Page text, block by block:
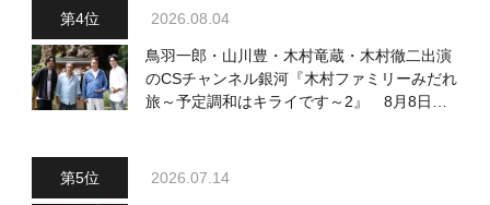
2026.08.04
鳥羽一郎・山川豊・木村竜蔵・木村徹二出演
のCSチャンネル銀河『木村ファミリーみだれ
旅～予定調和はキライです～2』 8月8日
2026.07.14